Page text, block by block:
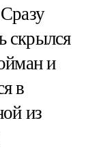
скрылся
и
в
из